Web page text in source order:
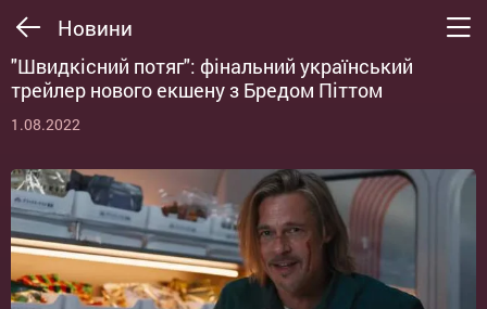
Новини
"Швидкісний потяг": фінальний український
трейлер нового екшену з Бредом Піттом
1.08.2022